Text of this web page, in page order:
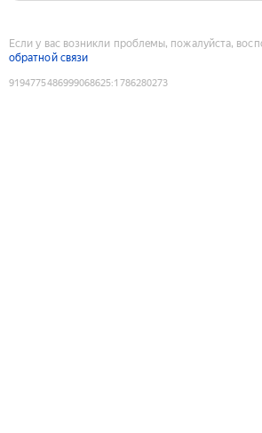
Если у вас возникли проблемы, пожалуйста,
обратной связи
9194775486999068625:1786280273